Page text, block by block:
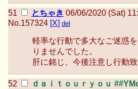
とちゃき 06/06/2020 (Sat)
No.157324 [X] del
軽率な行動で多大なご迷惑
りませんでした。
肝に銘じ、今後注意し行動致
ｄａｉｔｏｕｒｙｏｕ